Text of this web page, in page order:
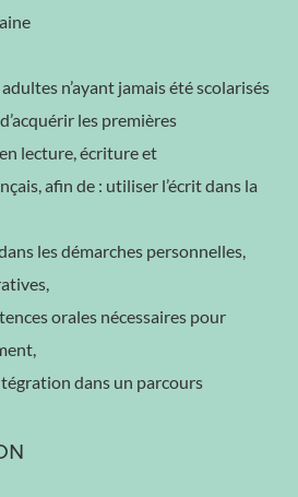
n’ayant jamais été scolarisés
les premières
lecture, écriture et
afin de : utiliser l’écrit dans la
les démarches personnelles,
orales nécessaires pour
dans un parcours